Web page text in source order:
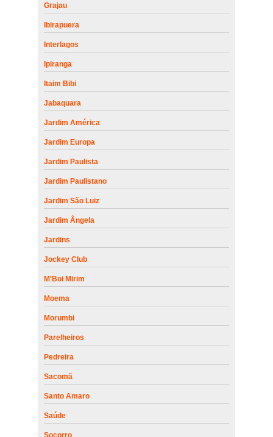
Grajau
Ibirapuera
Interlagos
Ipiranga
Itaim Bibi
Jabaquara
Jardim América
Jardim Europa
Jardim Paulista
Jardim Paulistano
Jardim São Luiz
Jardim Ângela
Jardins
Jockey Club
M'Boi Mirim
Moema
Morumbi
Parelheiros
Pedreira
Sacomã
Santo Amaro
Saúde
Socorro